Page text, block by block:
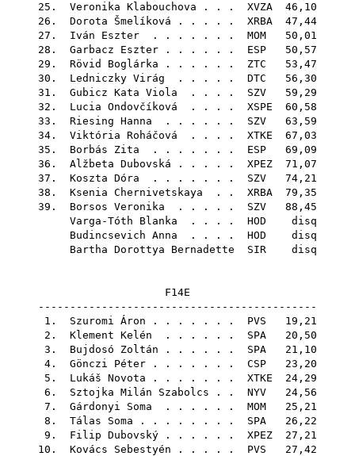
25. Veronika Klabouchova . . . XVZA 46,10
26. Dorota Šmelíková . . . . . XRBA 47,44
27. Iván Eszter . . . . . . . MOM 50,01
28. Garbacz Eszter . . . . . . ESP 50,57
29. Rövid Boglárka . . . . . . ZTC 53,47
30. Ledniczky Virág . . . . . DTC 56,30
31. Gubicz Kata Viola . . . . SZV 59,29
32. Lucia Ondovčíková . . . . XSPE 60,58
33. Riesing Hanna . . . . . . SZV 63,59
34. Viktória Roháčová . . . . XTKE 67,03
35. Borbás Zita . . . . . . . ESP 69,09
36. Alžbeta Dubovská . . . . . XPEZ 71,07
37. Koszta Dóra . . . . . . . SZV 74,21
38. Ksenia Chernivetskaya . . XRBA 79,35
39. Borsos Veronika . . . . . SZV 88,45
Varga-Tóth Blanka . . . . HOD disq
Budincsevich Anna . . . . HOD disq
Bartha Dorottya Bernadette
SIR disq
F14E
--------------------------------------------
1. Szuromi Áron . . . . . . . PVS 19,21
2. Klement Kelén . . . . . . SPA 20,50
3. Bujdosó Zoltán . . . . . . SPA 21,10
4. Gönczi Péter . . . . . . . CSP 23,20
5. Lukáš Novota . . . . . . . XTKE 24,29
6. Sztojka Milán Szabolcs . . NYV 24,56
7. Gárdonyi Soma . . . . . . MOM 25,21
8. Tálas Soma . . . . . . . . SPA 26,22
9. Filip Dubovský . . . . . . XPEZ 27,21
10. Kovács Sebestyén . . . . . PVS 27,42